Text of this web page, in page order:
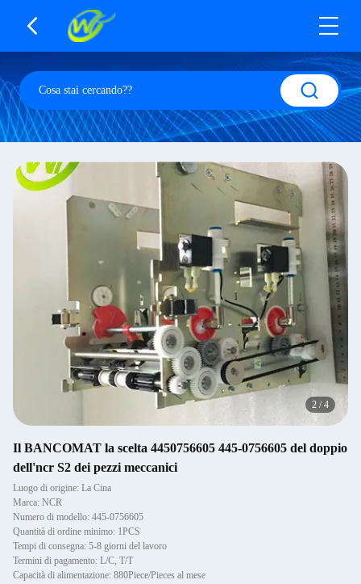
2 /4
Il BANCOMAT la scelta 4450756605 445-0756605 del doppio
dell'ncr S2 dei pezzi meccanici
Luogo di origine: La Cina
Marca: NCR
Numero di modello: 445-0756605
Quantità di ordine minimo: 1PCS
Tempi di consegna: 5-8 giorni del lavoro
Termini di pagamento: L/C, T/T
Capacità di alimentazione: 880Piece/Pieces al mese